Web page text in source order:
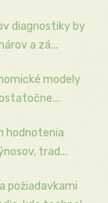
diagnostiky by
a zá...
modely
hodnotenia
trad...
požiadavkami